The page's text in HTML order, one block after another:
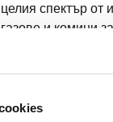
спектър от
и комини
домове,
симбиоза с